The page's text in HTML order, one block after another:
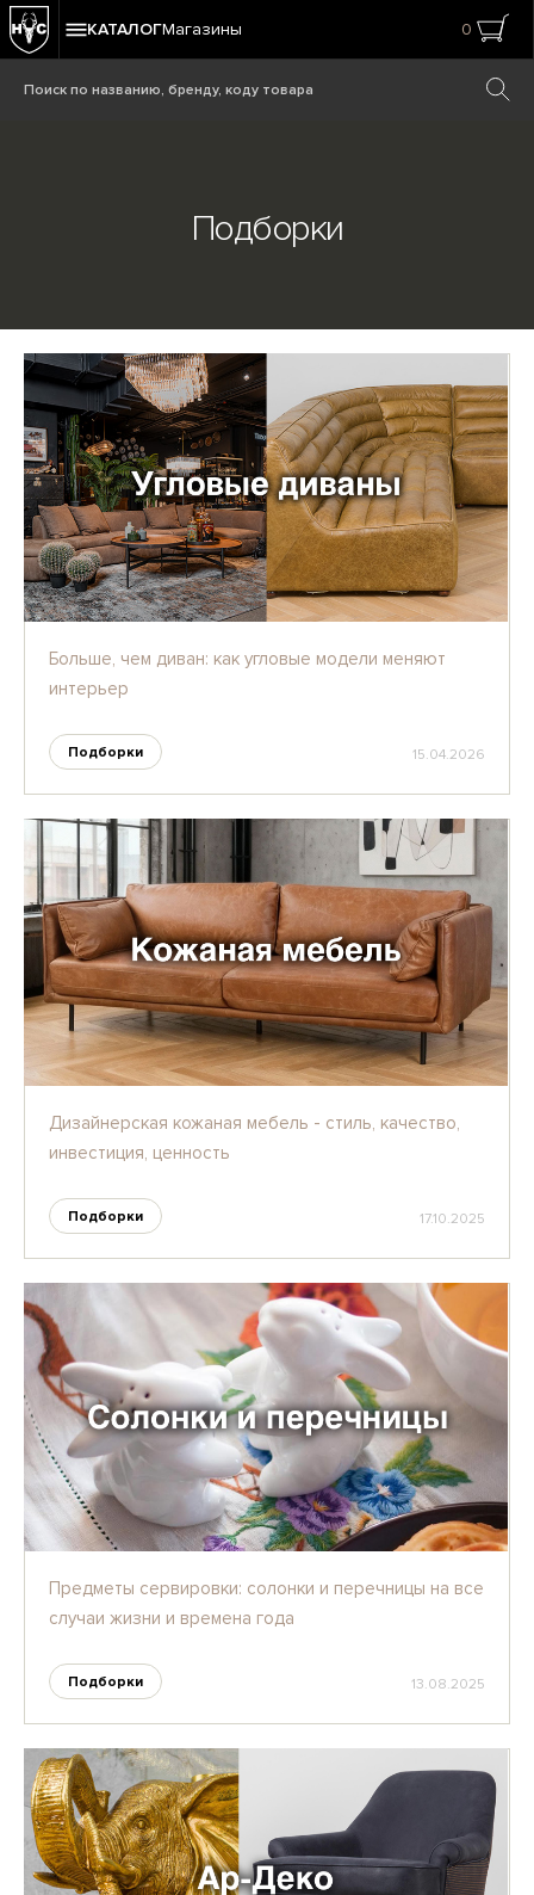
КАТАЛОГМагазины 0
Подборки
15.04.2026
Больше, чем диван: как угловые модели меняют
интерьер
Подборки
17.10.2025
Дизайнерская кожаная мебель - стиль, качество,
инвестиция, ценность
Подборки
13.08.2025
Предметы сервировки: солонки и перечницы на все
случаи жизни и времена года
Подборки